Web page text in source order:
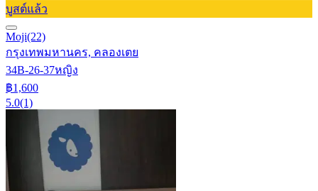
บูสต์แล้ว
Moji(22)
กรุงเทพมหานคร, คลองเตย
34B-26-37หญิง
฿1,600
5.0(1)